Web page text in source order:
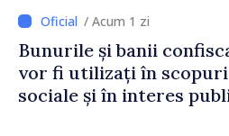
Irlandei de Nord, Fern
Horine / Acum 1 zi
Bunurile și banii
vor fi utilizați în scopuri
sociale și în interes